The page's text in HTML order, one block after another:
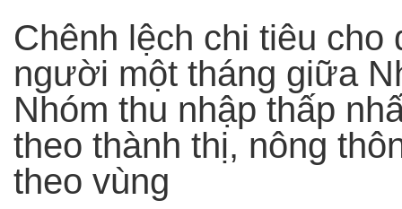
Chênh lệch chi tiêu
người một tháng giữa
Nhóm thu nhập thấp
theo thành thị, nông
theo vùng